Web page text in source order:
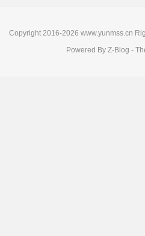
Copyright 2016-2026 www.yunmss.cn
Powered By Z-Blog -